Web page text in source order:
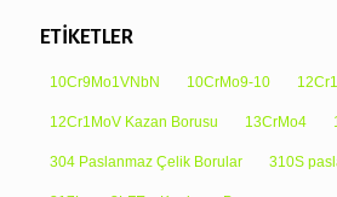
ETİKETLER
10Cr9Mo1VNbN 10CrMo9-10
12Cr1MoV Kazan Borusu 13CrMo4
304 Paslanmaz Çelik Borular 310S